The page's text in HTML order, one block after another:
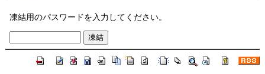
凍結用のパスワードを入力してください。